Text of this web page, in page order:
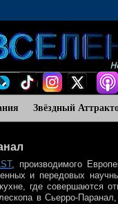
Звёздный
, производимого
и передовых
где совершаются
в Сьерро-